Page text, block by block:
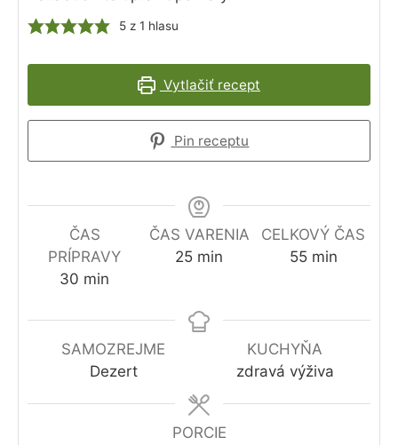
5 z 1 hlasu
Vytlačiť recept
Pin receptu
ČAS
PRÍPRAVY
30 minút
min
ČAS VARENIA
25minút
min
CELKOVÝ ČAS
55minút
min
SAMOZREJME
Dezert
KUCHYŇA
zdravá výživa
PORCIE